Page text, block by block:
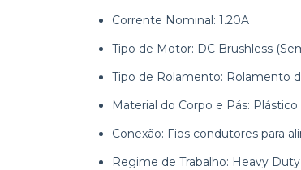
Corrente Nominal: 1.20A
Tipo de Motor: DC Brushless
Tipo de Rolamento: Rolamento
Material do Corpo e Pás:
Conexão: Fios condutores para
Regime de Trabalho: Heavy